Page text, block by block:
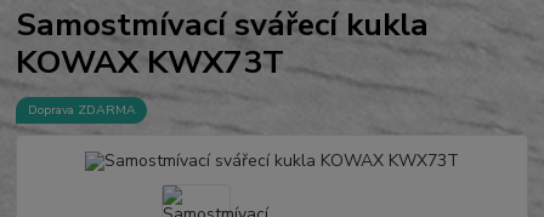
Samostmívací svářecí kukla
KOWAX KWX73T
Doprava ZDARMA